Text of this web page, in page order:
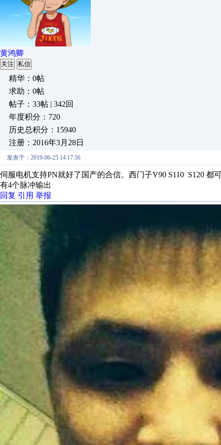
黄鸿卿
关注 私信
精华：0帖
求助：0帖
帖子：33帖 | 342回
年度积分：720
历史总积分：15940
注册：2016年3月28日
发表于：2019-06-25 14:17:56
伺服电机支持PN就好了国产的合信。西门子V90 S110 S120
有4个脉冲输出
回复 引用 举报